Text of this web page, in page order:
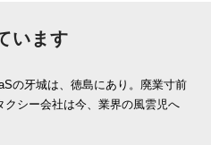
います
の牙城は、徳島にあり。廃業寸前
クシー会社は今、業界の風雲児へ